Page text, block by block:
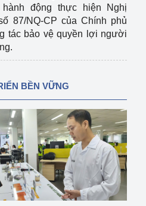
hành động thực hiện Nghị
87/NQ-CP của Chính phủ
tác bảo vệ quyền lợi người
BỀN VỮNG